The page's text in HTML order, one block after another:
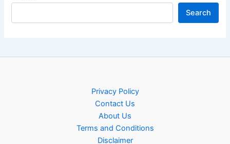
Search
Privacy Policy
Contact Us
About Us
Terms and Conditions
Disclaimer